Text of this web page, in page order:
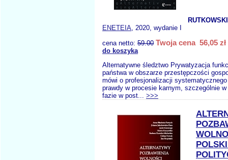
ENETEIA, 2020, wydanie I
cena netto: 59.00 Twoja cena 56,05 zł
do koszyka
Alternatywne śledztwo Prywatyzacja
państwa w obszarze przestępczości
mówi o profesjonalizacji
prawdy w procesie karnym, szczególnie
fazie w post... >>>